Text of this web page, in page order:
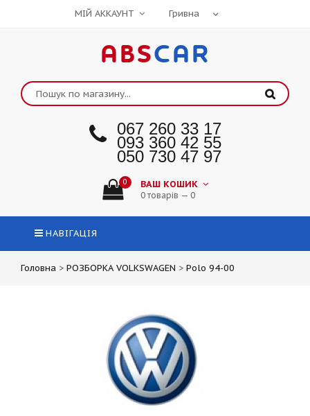
МІЙ АККАУНТ
ABSCAR
067 260 33 17
093 360 42 55
050 730 47 97
0 ВАШ КОШИК
0 товарів — 0
НАВІГАЦІЯ
Головна > РОЗБОРКА VOLKSWAGEN > Polo 94-00